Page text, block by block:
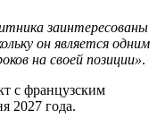
заинтересованы
он является одним
на своей позиции».
с французским
2027 года.